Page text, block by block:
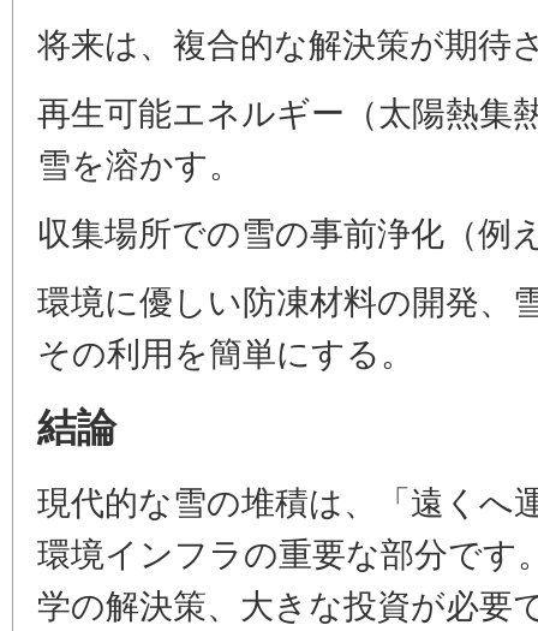
将来は、複合的な解決策が期待
再生可能エネルギー（太陽熱集
雪を溶かす。
収集場所での雪の事前浄化（例
環境に優しい防凍材料の開発、
その利用を簡単にする。
結論
現代的な雪の堆積は、「遠くへ
環境インフラの重要な部分です
学の解決策、大きな投資が必要